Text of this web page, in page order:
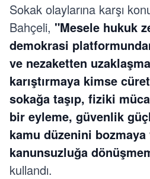
Sokak olaylarına karşı
Bahçeli, "Mesele hukuk
demokrasi
ve nezaketten
karıştırmaya kimse
sokağa taşıp, fiziki
bir eyleme, güvenlik
kamu düzenini
kanunsuzluğa
kullandı.